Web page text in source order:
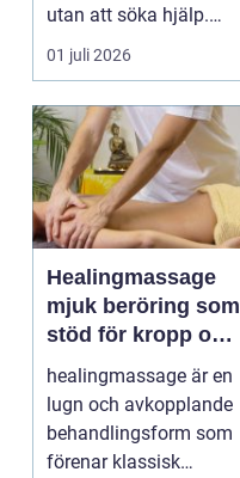
utan att söka hjälp.
Andra har ...
01 juli 2026
Healingmassage
mjuk beröring som
stöd för kropp och
själ
healingmassage är en
lugn och avkopplande
behandlingsform som
förenar klassisk